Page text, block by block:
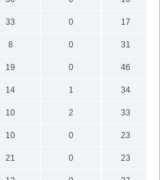
33 0
17
8 0
31
19 0
46
14 1
34
10 2
33
10 0
23
21 0
23